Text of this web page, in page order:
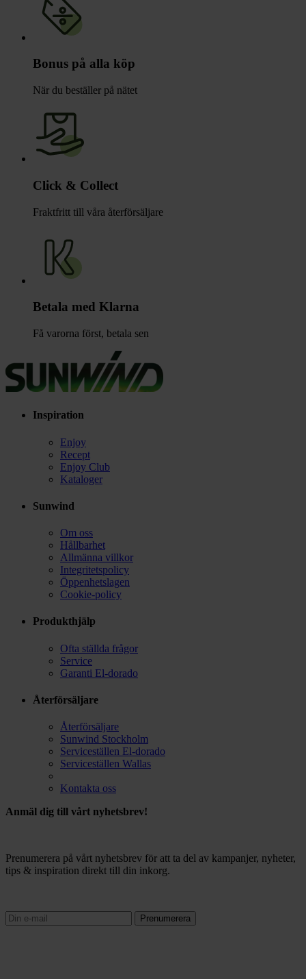
Bonus på alla köp
När du beställer på nätet
Click & Collect
Fraktfritt till våra återförsäljare
Betala med Klarna
Få varorna först, betala sen
Inspiration
Enjoy
Recept
Enjoy Club
Kataloger
Sunwind
Om oss
Hållbarhet
Allmänna villkor
Integritetspolicy
Öppenhetslagen
Cookie-policy
Produkthjälp
Ofta ställda frågor
Service
Garanti El-dorado
Återförsäljare
Återförsäljare
Sunwind Stockholm
Serviceställen El-dorado
Serviceställen Wallas
Kontakta oss
Anmäl dig till vårt nyhetsbrev!
Prenumerera på vårt nyhetsbrev för att ta del av kampanjer, nyheter,
tips & inspiration direkt till din inkorg.
Prenumerera